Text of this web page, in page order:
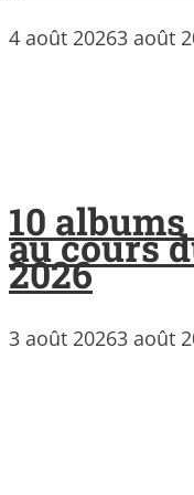
4 août 20263 août
10
au cours
2026
3 août 20263 août